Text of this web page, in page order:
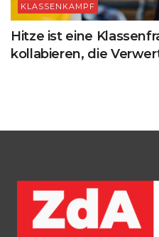
KLASSENKAMPF
Hitze ist eine
kollabieren, die